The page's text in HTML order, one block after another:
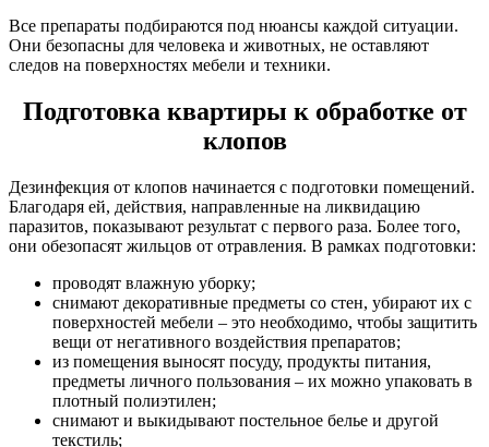
Все препараты подбираются под нюансы каждой ситуации.
Они безопасны для человека и животных, не оставляют
следов на поверхностях мебели и техники.
Подготовка квартиры к обработке от
клопов
Дезинфекция от клопов начинается с подготовки помещений.
Благодаря ей, действия, направленные на ликвидацию
паразитов, показывают результат с первого раза. Более того,
они обезопасят жильцов от отравления. В рамках подготовки:
проводят влажную уборку;
снимают декоративные предметы со стен, убирают их с
поверхностей мебели – это необходимо, чтобы защитить
вещи от негативного воздействия препаратов;
из помещения выносят посуду, продукты питания,
предметы личного пользования – их можно упаковать в
плотный полиэтилен;
снимают и выкидывают постельное белье и другой
текстиль;